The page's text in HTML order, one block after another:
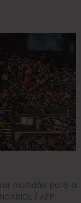
multidão para a
/ AFP